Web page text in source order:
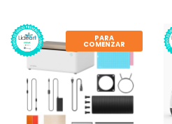
PARA
COMENZAR